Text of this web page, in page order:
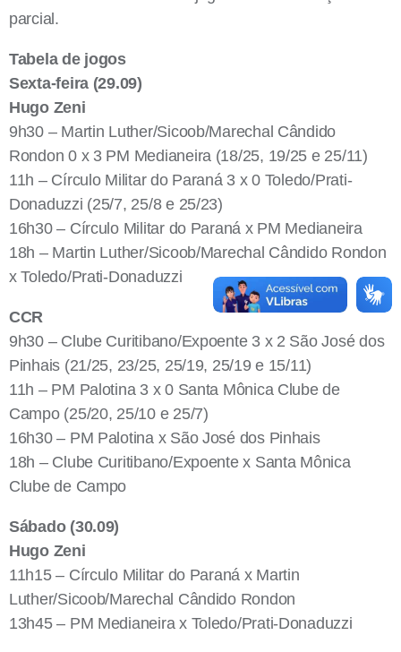
parcial.
Tabela de jogos
Sexta-feira (29.09)
Hugo Zeni
9h30 – Martin Luther/Sicoob/Marechal Cândido
Rondon 0 x 3 PM Medianeira (18/25, 19/25 e 25/11)
11h – Círculo Militar do Paraná 3 x 0 Toledo/Prati-
Donaduzzi (25/7, 25/8 e 25/23)
16h30 – Círculo Militar do Paraná x PM Medianeira
18h – Martin Luther/Sicoob/Marechal Cândido Rondon
x Toledo/Prati-Donaduzzi
CCR
9h30 – Clube Curitibano/Expoente 3 x 2 São José dos
Pinhais (21/25, 23/25, 25/19, 25/19 e 15/11)
11h – PM Palotina 3 x 0 Santa Mônica Clube de
Campo (25/20, 25/10 e 25/7)
16h30 – PM Palotina x São José dos Pinhais
18h – Clube Curitibano/Expoente x Santa Mônica
Clube de Campo
Sábado (30.09)
Hugo Zeni
11h15 – Círculo Militar do Paraná x Martin
Luther/Sicoob/Marechal Cândido Rondon
13h45 – PM Medianeira x Toledo/Prati-Donaduzzi